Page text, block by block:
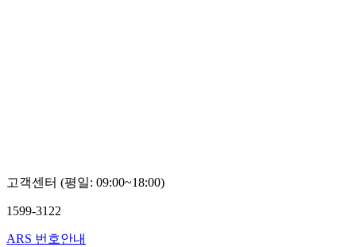
고객센터 (평일: 09:00~18:00)
1599-3122
ARS 번호안내